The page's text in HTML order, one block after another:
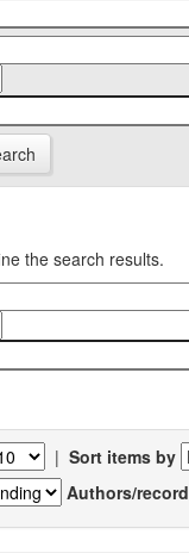
the search results.
| Sort items by
Authors/record